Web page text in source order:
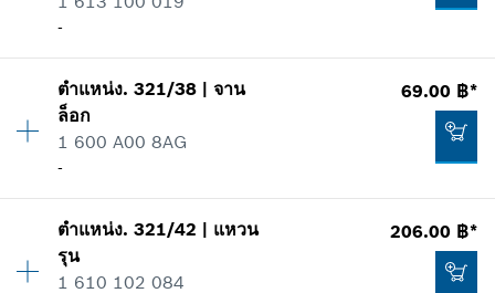
-
เพิ่มในตะกร้าสินค้า
-
ปริมาณ 3
ราคากลุ่ม
ข้อมูลชิ้นส่วนอะไหล่
แสดงในรูป
ตำแหน่ง.321/38 |จาน
ล็อก
1 600 A00 8AG
-
69.00 ฿*
ปริมาณ 1
ราคากลุ่ม
ข้อมูลชิ้นส่วนอะไหล่
ตำแหน่ง.321/42 | แหวน
รุน
1 610 102 084
206.00 ฿*